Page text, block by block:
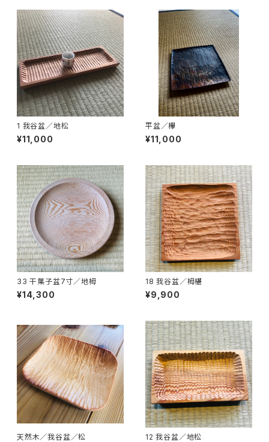
1 我谷盆／地松
¥11,000
平盆／欅
¥11,000
33 干菓子盆7寸／地栂
¥14,300
18 我谷盆／栂椹
¥9,900
天然木／我谷盆／松 12 我谷盆／地松